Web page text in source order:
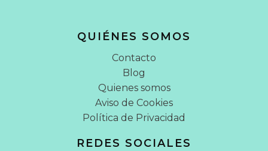
QUIÉNES SOMOS
Contacto
Blog
Quienes somos
Aviso de Cookies
Política de Privacidad
REDES SOCIALES